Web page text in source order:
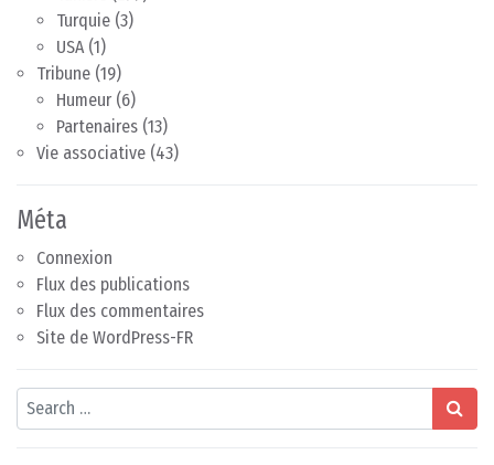
Turquie (3)
USA(1)
Tribune (19)
Humeur (6)
Partenaires (13)
Vie associative (43)
Méta
Connexion
Flux des publications
Flux des commentaires
Site de WordPress-FR
Search